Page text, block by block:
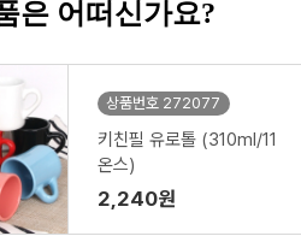
은 어떠신가요?
상품번호 272077
키친필 유로톨 (310ml/11
온스)
2,240원